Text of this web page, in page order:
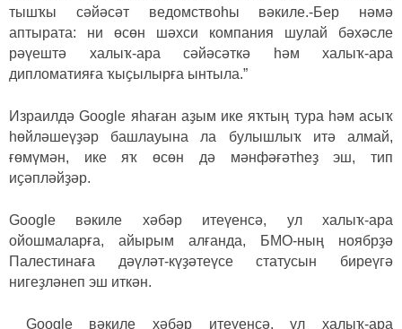
тышҡы сәйәсәт ведомствоһы вәкиле.-Бер нәмә
аптырата: ни өсөн шәхси компания шулай бәхәсле
рәүештә халыҡ-ара сәйәсәткә һәм халыҡ-ара
дипломатияға ҡыҫылырға ынтыла.”
Израилдә Google яһаған аҙым ике яҡтың тура һәм асыҡ
һөйләшеүҙәр башлауына ла булышлыҡ итә алмай,
ғөмүмән, ике яҡ өсөн дә мәнфәғәтһеҙ эш, тип
иҫәпләйҙәр.
Google вәкиле хәбәр итеүенсә, ул халыҡ-ара
ойошмаларға, айырым алғанда, БМО-ның ноябрҙә
Палестинаға дәүләт-күҙәтеүсе статусын биреүгә
нигеҙләнеп эш иткән.
Google вәкиле хәбәр итеүенсә, ул халыҡ-ара